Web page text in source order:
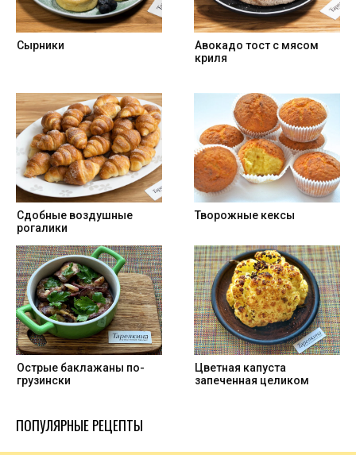
Сырники
Авокадо тост с мясом
криля
Cдобные воздушные
рогалики
Творожные кексы
Острые баклажаны по-
грузински
Цветная капуста
запеченная целиком
ПОПУЛЯРНЫЕ РЕЦЕПТЫ